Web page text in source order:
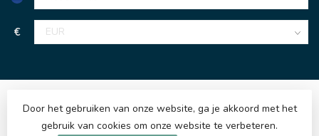
€
Door het gebruiken van onze website, ga je akkoord met het
gebruik van cookies om onze website te verbeteren.